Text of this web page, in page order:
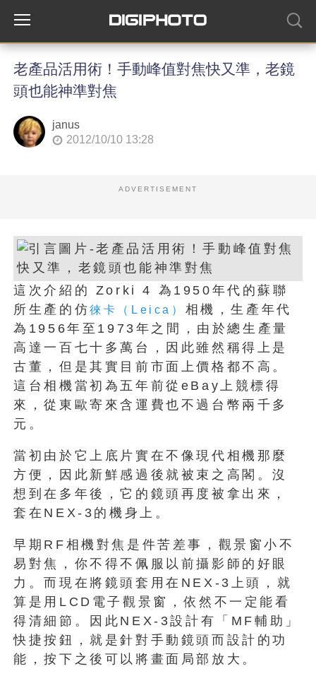
老產品活用術！手動峰值對焦快又準，老鏡
頭也能神準對焦
janus
2012/10/10 13:28
ADVERTISEMENT
這次介紹的 Zorki 4 為1950年代的蘇聯
所生產的仿徠卡（Leica） 相機，生產年代
為1956年至1973年之間，由於總生產量
高達一百七十多萬台，因此雖然稱得上是
古董，但是其實目前市面上價格都不高。
這台相機當初為五年前從eBay上競標得
來，從東歐寄來含運費也不過台幣兩千多
元。
當初由於它上底片實在不像現代相機那麼
方便，因此新鮮感過後就被束之高閣。沒
想到在多年後，它的鏡頭再度被拿出來，
套在NEX-3的機身上。
早期RF相機對焦是件苦差事，觀景窗小不
易對焦，你不得不佩服以前攝影師的好眼
力。而現在將鏡頭套用在NEX-3上頭，就
算是用LCD電子觀景窗，依然不一定能看
得清細節。因此NEX-3設計有「MF輔助」
快捷按鈕，就是針對手動鏡頭而設計的功
能，按下之後可以將畫面局部放大。